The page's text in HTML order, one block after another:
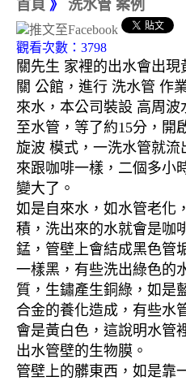
首頁 》 洗水管 案例
觀看次數：3798
關先生 家裡的出水會出
關 公館，進行 洗水管 作
來水，本公司裝設 高周
至水管，等了約15分，開
旋波 模式，一洗水管就
來跟咖啡一樣，二個多小
變大了。
如是自來水，如水管老化
積，洗出來的水就會是咖
錳，管壁上會結成黑色管
一樣黑，有些洗出綠色的
質，生鏽產生銅綠，如是
合金的養化造成，有些水
會是黃白色，這說明水管
出水管壁的生物膜。
管壁上的髒東西，如是靠